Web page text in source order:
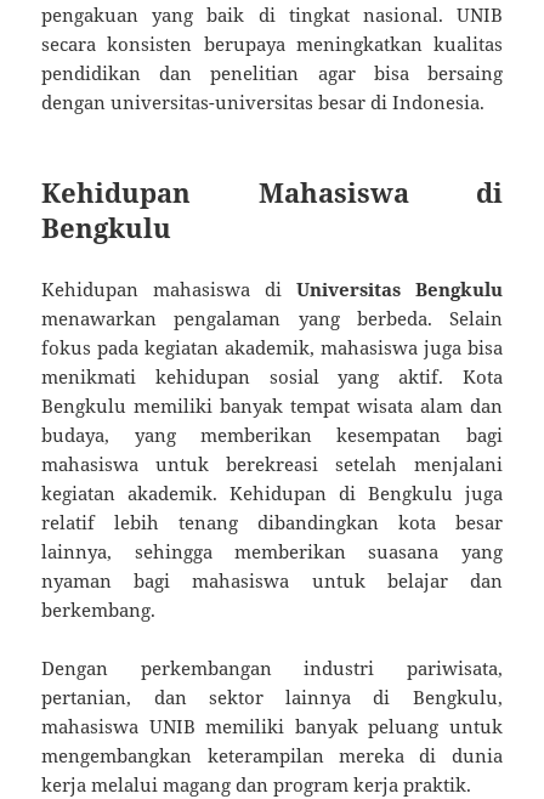
pengakuan yang baik di tingkat nasional. UNIB
secara konsisten berupaya meningkatkan kualitas
pendidikan dan penelitian agar bisa bersaing
dengan universitas-universitas besar di Indonesia.
Kehidupan Mahasiswa di
Bengkulu
Kehidupan mahasiswa di Universitas Bengkulu
menawarkan pengalaman yang berbeda. Selain
fokus pada kegiatan akademik, mahasiswa juga bisa
menikmati kehidupan sosial yang aktif. Kota
Bengkulu memiliki banyak tempat wisata alam dan
budaya, yang memberikan kesempatan bagi
mahasiswa untuk berekreasi setelah menjalani
kegiatan akademik. Kehidupan di Bengkulu juga
relatif lebih tenang dibandingkan kota besar
lainnya, sehingga memberikan suasana yang
nyaman bagi mahasiswa untuk belajar dan
berkembang.
Dengan perkembangan industri pariwisata,
pertanian, dan sektor lainnya di Bengkulu,
mahasiswa UNIB memiliki banyak peluang untuk
mengembangkan keterampilan mereka di dunia
kerja melalui magang dan program kerja praktik.